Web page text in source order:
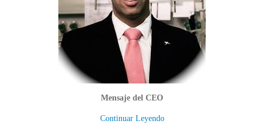
Mensaje del CEO
Continuar Leyendo